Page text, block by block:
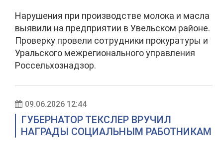
Нарушения при производстве молока и масла
выявили на предприятии в Увельском районе.
Проверку провели сотрудники прокуратуры и
Уральского межрегионального управления
Россельхознадзор.
09.06.2026 12:44
ГУБЕРНАТОР ТЕКСЛЕР ВРУЧИЛ
НАГРАДЫ СОЦИАЛЬНЫМ РАБОТНИКАМ